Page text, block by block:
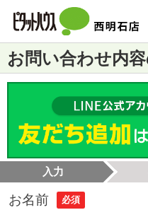
お問い合わせ内
入力
お名前 必須